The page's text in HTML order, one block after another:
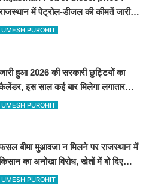
में पेट्रोल-डीजल की कीमतें जारी,
बीकानेर समेत पुरे प्रदेश में नए रेट
UMESH PUROHIT
हुआ 2026 की सरकारी छुट्टियों का
इस साल कई बार मिलेगा लगातार
देखें
UMESH PUROHIT
बीमा मुआवजा न मिलने पर राजस्थान में
का अनोखा विरोध, खेतों में बो दिए
500 रुपए के नोट, वीडियो वायरल
UMESH PUROHIT